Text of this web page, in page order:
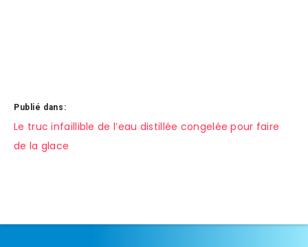
Publié dans:
Navigation
de
Le truc infaillible de l’eau distillée congelée pour faire
de la glace